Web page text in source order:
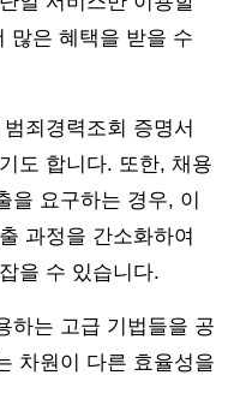
많은 혜택을 받을 수
죄경력조회 증명서
도 합니다. 또한, 채용
을 요구하는 경우, 이
과정을 간소화하여
을 수 있습니다.
하는 고급 기법들을 공
차원이 다른 효율성을